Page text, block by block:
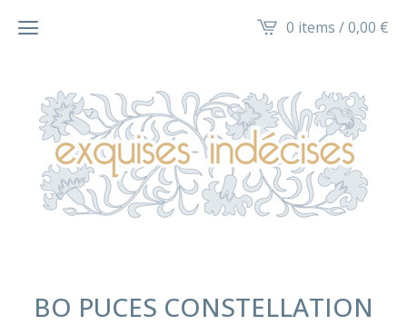
0 items /0,00 €
BO PUCES CONSTELLATION